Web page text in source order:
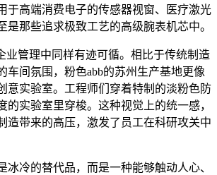
于高端消费电子的传感器视窗、医疗激光
是那些追求极致工艺的高级腕表机芯中。
业管理中同样有迹可循。相比于传统制造
车间氛围，粉色abb的苏州生产基地更像
意实验室。工程师们穿着特制的淡粉色防
的实验室里穿梭。这种视觉上的统一感，
造带来的高压，激发了员工在科研攻关中
冰冷的替代品，而是一种能够触动人心、